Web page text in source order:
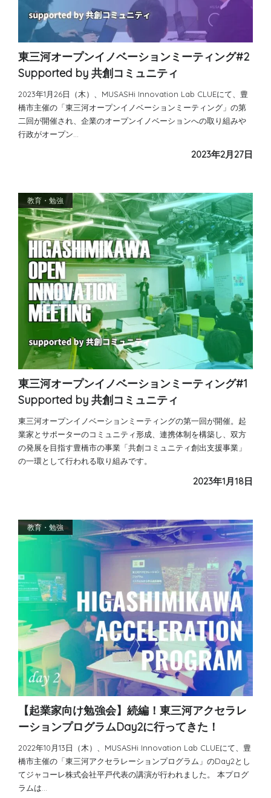
東三河オープンイノベーションミーティング#2
Supported by 共創コミュニティ
2023年1月26日（木）、MUSASHi Innovation Lab CLUEにて、豊
橋市主催の「東三河オープンイノベーションミーティング」の第
二回が開催され、企業のオープンイノベーションへの取り組みや
行政がオープン…
2023年2月27日
教育・勉強
東三河オープンイノベーションミーティング#1
Supported by 共創コミュニティ
東三河オープンイノベーションミーティングの第一回が開催。起
業家とサポーターのコミュニティ形成、連携体制を構築し、双方
の発展を目指す豊橋市の事業「共創コミュニティ創出支援事業」
の一環として行われる取り組みです。
2023年1月18日
教育・勉強
【起業家向け勉強会】続編！東三河アクセラレ
ーションプログラムDay2に行ってきた！
2022年10月13日（木）、MUSASHi Innovation Lab CLUEにて、豊
橋市主催の「東三河アクセラレーションプログラム」のDay2とし
てジャコーレ株式会社平戸代表の講演が行われました。 本プログ
ラムは…